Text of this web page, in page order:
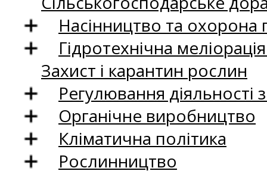
Насінництво та
Гідротехнічна
Захист і карантин рослин
Регулювання
Органічне виробництво
Кліматична політика
Рослинництво